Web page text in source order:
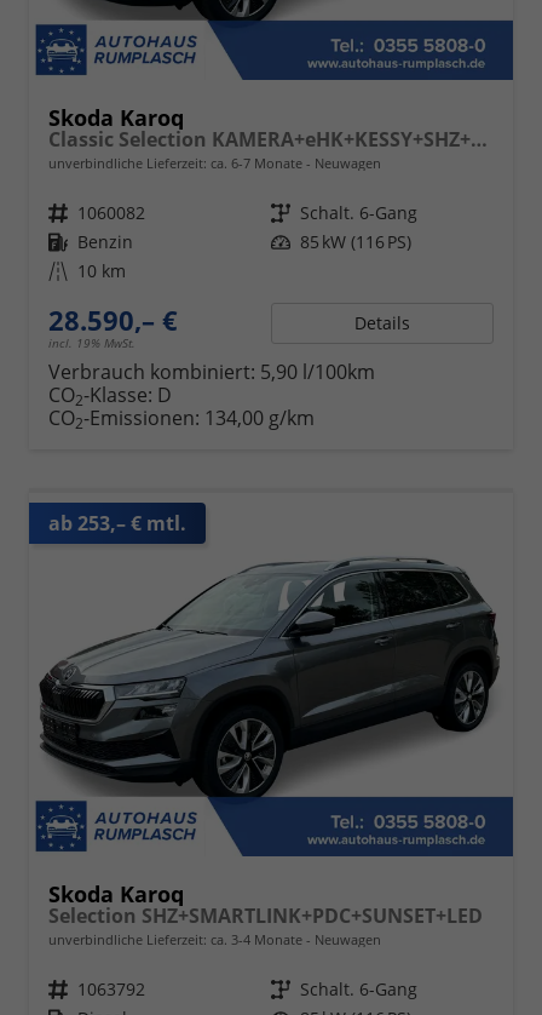
Skoda Karoq
Classic Selection KAMERA+eHK+KESSY+SHZ+SMARTLINK+LED+16" ALU
unverbindliche Lieferzeit: ca. 6-7 Monate Neuwagen
Fahrzeugnr. 1060082 Getriebe Schalt. 6-Gang
Kraftstoff Benzin Leistung 85 kW (116 PS)
Kilometerstand 10 km
28.590,– €
incl. 19% MwSt.
Details
Verbrauch kombiniert: 5,90 l/100km
CO2-Klasse: D
CO2-Emissionen: 134,00 g/km
ab 253,– € mtl.
Skoda Karoq
Selection SHZ+SMARTLINK+PDC+SUNSET+LED
unverbindliche Lieferzeit: ca. 3-4 Monate Neuwagen
Fahrzeugnr. 1063792 Getriebe Schalt. 6-Gang